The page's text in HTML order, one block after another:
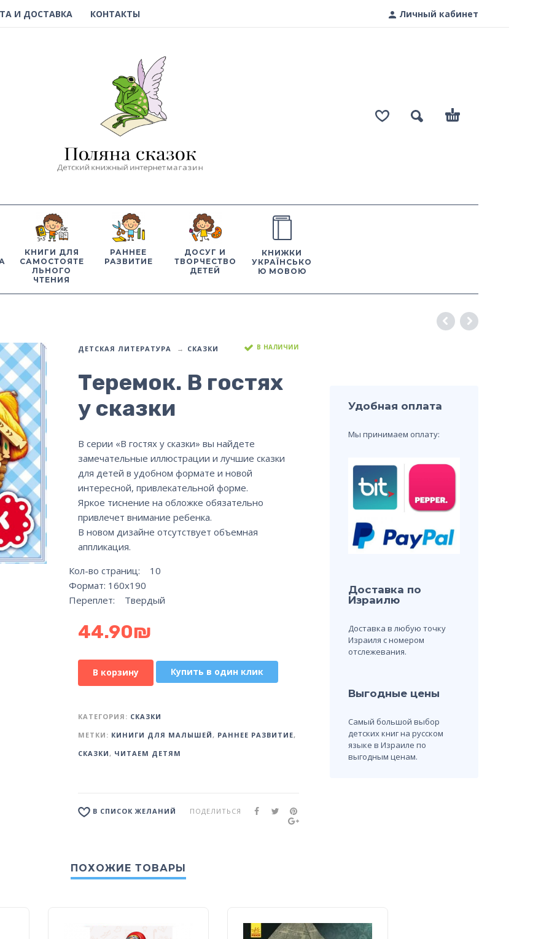
Личный кабинет
И ДОСТАВКА КОНТАКТЫ
КНИГИ ДЛЯ
САМОСТОЯТЕ
ЛЬНОГО
ЧТЕНИЯ
РАННЕЕ
РАЗВИТИЕ
ДОСУГ И
ТВОРЧЕСТВО
ДЕТЕЙ
КНИЖКИ
УКРАЇНСЬКО
Ю МОВОЮ
ДЕТСКАЯ ЛИТЕРАТУРА СКАЗКИ В НАЛИЧИИ
Теремок. В гостях
у сказки
В серии «В гостях у сказки» вы найдете
замечательные иллюстрации и лучшие сказки
для детей в удобном формате и новой
интересной, привлекательной форме.
Яркое тиснение на обложке обязательно
привлечет внимание ребенка.
В новом дизайне отсутствует объемная
аппликация.
Кол-во страниц: 10
Формат: 160х190
Переплет: Твердый
44.90₪
В корзину Купить в один клик
КАТЕГОРИЯ: СКАЗКИ
МЕТКИ: КИНИГИ ДЛЯ МАЛЫШЕЙ , РАННЕЕ РАЗВИТИЕ,
СКАЗКИ , ЧИТАЕМ ДЕТЯМ
В СПИСОК ЖЕЛАНИЙ ПОДЕЛИТЬСЯ
Удобная оплата
Мы принимаем оплату:
Доставка по
Израилю
Доставка в любую точку
Израиля с номером
отслежевания.
Выгодные цены
Самый большой выбор
детских книг на русском
языке в Израиле по
выгодным ценам.
ПОХОЖИЕ ТОВАРЫ